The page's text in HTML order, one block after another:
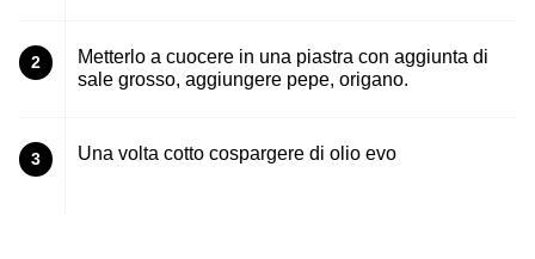
2
Metterlo a cuocere in una piastra con aggiunta di
sale grosso, aggiungere pepe, origano.
3 Una volta cotto cospargere di olio evo